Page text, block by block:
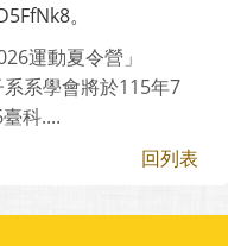
。
運動夏令營」
系學會將於115年7
科....
回列表